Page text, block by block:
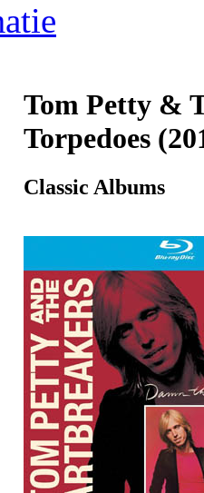
Tom Petty &
Torpedoes
Classic Albums